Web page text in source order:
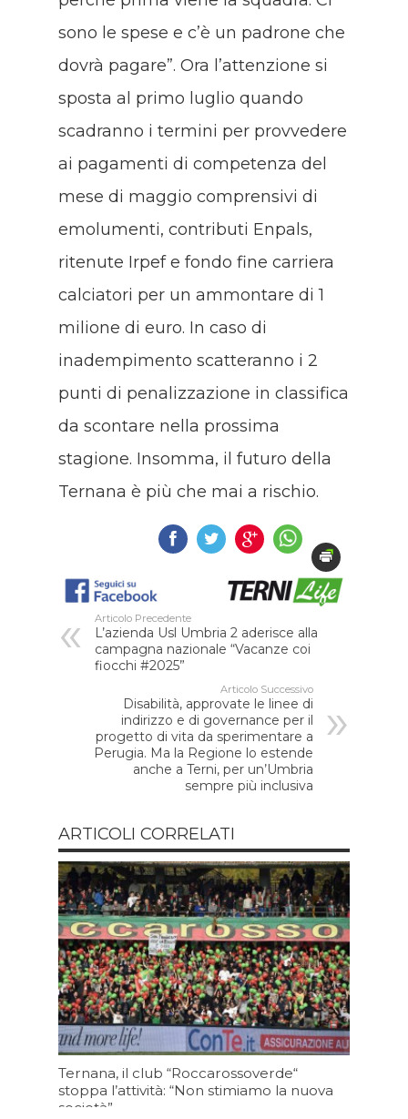
sono le spese e c’è un padrone che
dovrà pagare”. Ora l’attenzione si
sposta al primo luglio quando
scadranno i termini per provvedere
ai pagamenti di competenza del
mese di maggio comprensivi di
emolumenti, contributi Enpals,
ritenute Irpef e fondo fine carriera
calciatori per un ammontare di 1
milione di euro. In caso di
inadempimento scatteranno i 2
punti di penalizzazione in classifica
da scontare nella prossima
stagione. Insomma, il futuro della
Ternana è più che mai a rischio.
Articolo Precedente
L’azienda Usl Umbria 2 aderisce alla
campagna nazionale “Vacanze coi
fiocchi #2025”
Articolo Successivo
Disabilità, approvate le linee di
indirizzo e di governance per il
progetto di vita da sperimentare a
Perugia. Ma la Regione lo estende
anche a Terni, per un’Umbria
sempre più inclusiva
ARTICOLI CORRELATI
Ternana, il club “Roccarossoverde“
stoppa l’attività: “Non stimiamo la nuova
società”